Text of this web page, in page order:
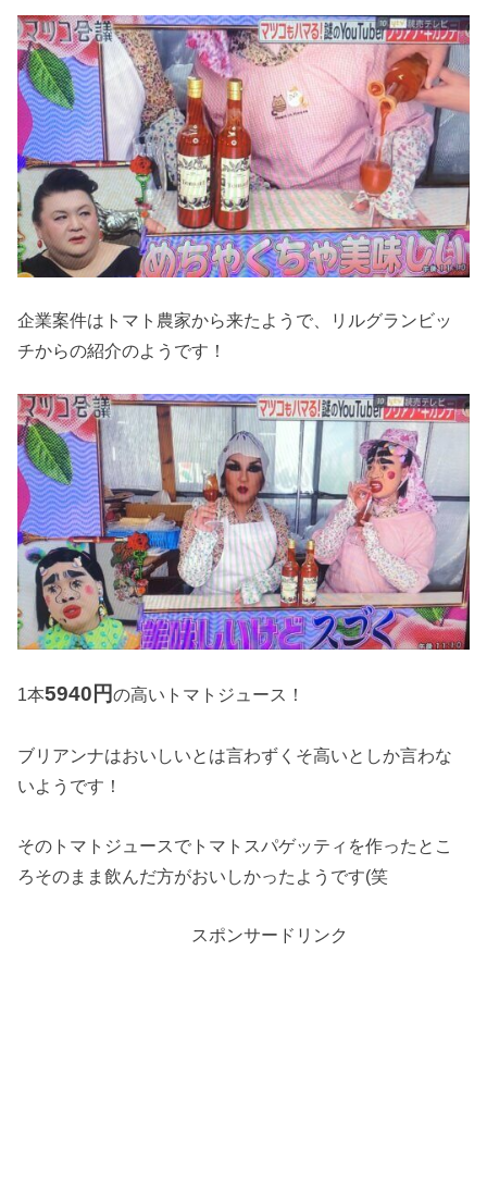
企業案件はトマト農家から来たようで、リルグランビッ
チからの紹介のようです！
1本5940 円の高いトマトジュース！
ブリアンナはおいしいとは言わずくそ高いとしか言わな
いようです！
そのトマトジュースでトマトスパゲッティを作ったとこ
ろそのまま飲んだ方がおいしかったようです(笑
スポンサードリンク